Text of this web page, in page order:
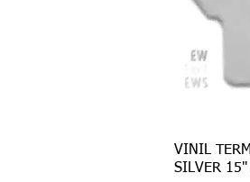
VINIL
SILVER